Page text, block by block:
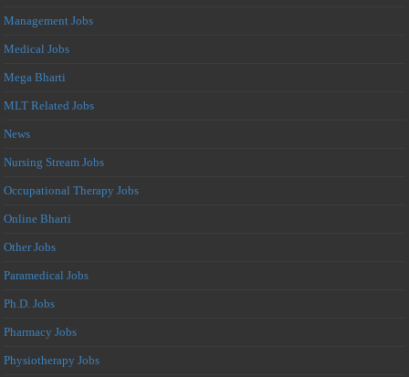
Management Jobs
Medical Jobs
Mega Bharti
MLT Related Jobs
News
Nursing Stream Jobs
Occupational Therapy Jobs
Online Bharti
Other Jobs
Paramedical Jobs
Ph.D. Jobs
Pharmacy Jobs
Physiotherapy Jobs